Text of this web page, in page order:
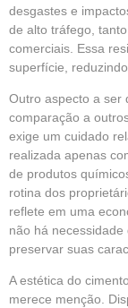
desgastes e
de alto tráfego,
comerciais. Essa
superfície,
Outro aspecto a ser
comparação a
exige um cuidado
realizada apenas
de produtos
rotina dos
reflete em uma
não há
preservar suas
A estética do
merece menção.